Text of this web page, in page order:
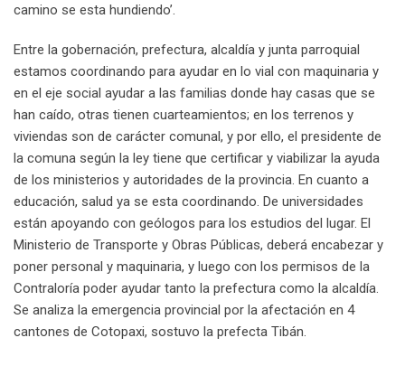
camino se esta hundiendo’.
Entre la gobernación, prefectura, alcaldía y junta parroquial
estamos coordinando para ayudar en lo vial con maquinaria y
en el eje social ayudar a las familias donde hay casas que se
han caído, otras tienen cuarteamientos; en los terrenos y
viviendas son de carácter comunal, y por ello, el presidente de
la comuna según la ley tiene que certificar y viabilizar la ayuda
de los ministerios y autoridades de la provincia. En cuanto a
educación, salud ya se esta coordinando. De universidades
están apoyando con geólogos para los estudios del lugar. El
Ministerio de Transporte y Obras Públicas, deberá encabezar y
poner personal y maquinaria, y luego con los permisos de la
Contraloría poder ayudar tanto la prefectura como la alcaldía.
Se analiza la emergencia provincial por la afectación en 4
cantones de Cotopaxi, sostuvo la prefecta Tibán.